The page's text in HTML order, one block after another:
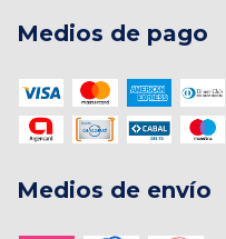
Medios de pago
Medios de envío